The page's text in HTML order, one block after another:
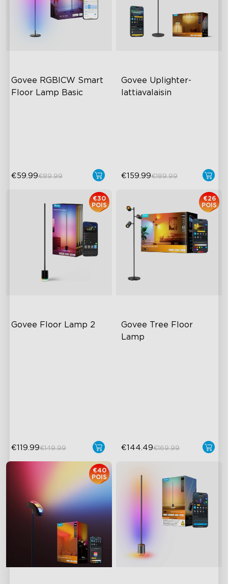
Govee RGBICW Smart
Floor Lamp Basic
€59.99€89.99
Govee Uplighter-
lattiavalaisin
€159.99€189.99
Govee Floor Lamp 2
€30
POIS
€119.99€149.99
Govee Tree Floor
Lamp
€26
POIS
€144.49€169.99
€40
POIS